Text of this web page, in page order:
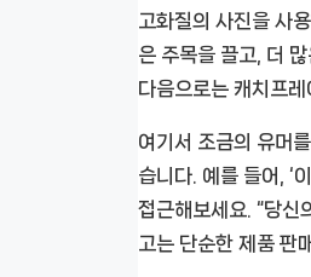
고화질의 사진을 사
은 주목을 끌고, 더
다음으로는 캐치프
여기서 조금의 유머
습니다. 예를 들어, ‘
접근해보세요. “당신
고는 단순한 제품 판